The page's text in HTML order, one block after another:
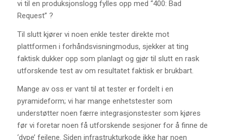
vi til en produksjonslogg fylles opp med “400: Bad
Request” ?
Til slutt kjører vi noen enkle tester direkte mot
plattformen i forhåndsvisningmodus, sjekker at ting
faktisk dukker opp som planlagt og gjør til slutt en rask
utforskende test av om resultatet faktisk er brukbart.
Mange av oss er vant til at tester er fordelt i en
pyramideform; vi har mange enhetstester som
understøtter noen færre integrasjonstester som kjøres
før vi foretar noen få utforskende sesjoner for å finne de
‘dype’ feilene. Siden infrastrukturkode ikke har noen